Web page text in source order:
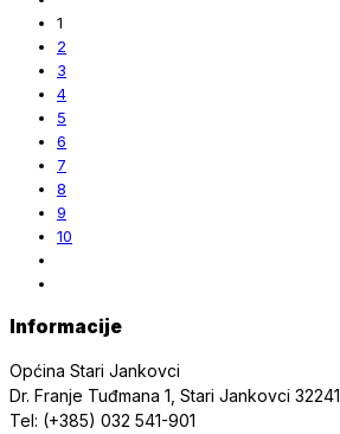
1
2
3
4
5
6
7
8
9
10
Informacije
Općina Stari Jankovci
Dr. Franje Tuđmana 1, Stari Jankovci 32241
Tel: (+385) 032 541-901